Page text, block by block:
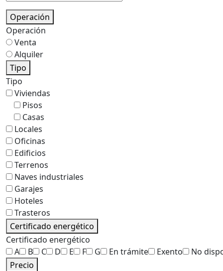
Operación
Operación
Venta
Alquiler
Tipo
Tipo
Viviendas
Pisos
Casas
Locales
Oficinas
Edificios
Terrenos
Naves industriales
Garajes
Hoteles
Trasteros
Certificado energético
Certificado energético
A
B C D E F G En trámite Exento
No
Precio